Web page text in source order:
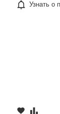
Узнать о